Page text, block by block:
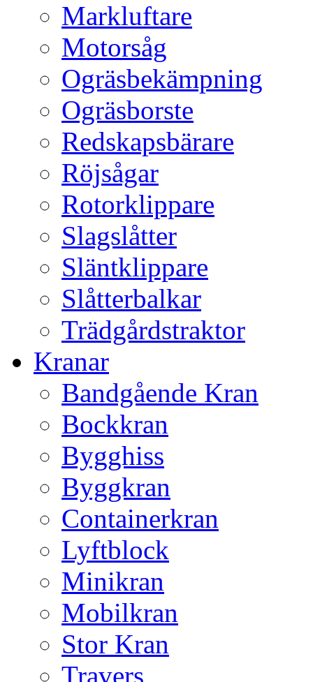
Markluftare
Motorsåg
Ogräsbekämpning
Ogräsborste
Redskapsbärare
Röjsågar
Rotorklippare
Slagslåtter
Släntklippare
Slåtterbalkar
Trädgårdstraktor
Kranar
Bandgående Kran
Bockkran
Bygghiss
Byggkran
Containerkran
Lyftblock
Minikran
Mobilkran
Stor Kran
Travers